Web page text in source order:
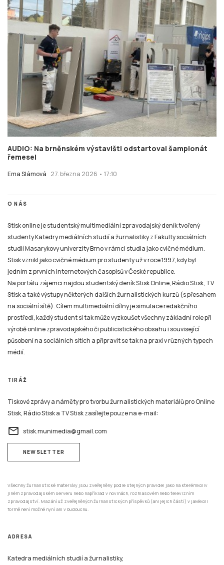
AUDIO: Na brněnském výstavišti odstartoval šampionát
řemesel
Ema Slámová 27. března 2026 • 17:10
O NÁS
Stisk online je studentský multimediální zpravodajský deník tvořený
studenty Katedry mediálních studií a žurnalistiky z Fakulty sociálních
studií Masarykovy univerzity Brno v rámci studia jako cvičné médium.
Stisk vznikl jako cvičné médium pro studenty už v roce 1997, kdy byl
jedním z prvních internetových časopisů v České republice.
Na portálu zájemci najdou studentský deník Stisk Online, Rádio Stisk, TV
Stisk a také výstupy některých dalších žurnalistických kurzů (s přesahem
na sociální sítě). Cílem multimediální dílny je simulace redakčního
prostředí, každý student si tak může vyzkoušet všechny základní role při
výrobě online zpravodajského či publicistického obsahu i související
působení na sociálních sítích a připravit se tak na praxi v různých typech
médií.
TIRÁŽ
Tiskové zprávy a náměty pro tvorbu žurnalistických materiálů pro Online
Stisk, Rádio Stisk a TV Stisk zasílejte pouze na e-mail:
email stisk.munimedia@gmail.com
NEWSLETTER
Všechny žurnalistické materiály jsou zveřejněny podle stejných pravidel jako na kterémkoliv
jiném zpravodajském serveru nebo například v novinách, rozhlasovém nebo televizním
zpravodajství. Mazání už zveřejněných žurnalistických příspěvků (ani jejich částí) v jakékoli
formě není možné nyní ani v budoucnu.
ADRESA
Katedra mediálních studií a žurnalistiky,